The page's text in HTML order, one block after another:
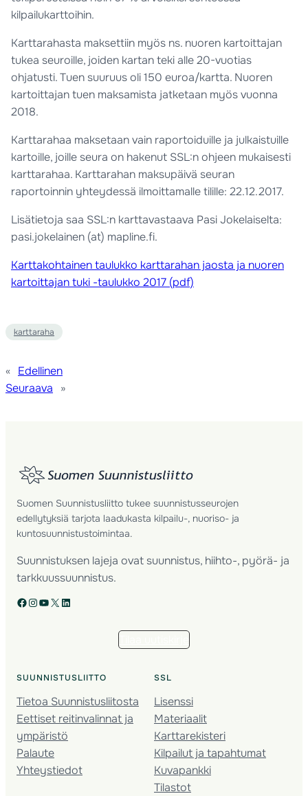
kilpailukarttoihin.
Karttarahasta maksettiin myös ns. nuoren kartoittajan
tukea seuroille, joiden kartan teki alle 20-vuotias
ohjatusti. Tuen suuruus oli 150 euroa/kartta. Nuoren
kartoittajan tuen maksamista jatketaan myös vuonna
2018.
Karttarahaa maksetaan vain raportoiduille ja julkaistuille
kartoille, joille seura on hakenut SSL:n ohjeen mukaisesti
karttarahaa. Karttarahan maksupäivä seuran
raportoinnin yhteydessä ilmoittamalle tilille: 22.12.2017.
Lisätietoja saa SSL:n karttavastaava Pasi Jokelaiselta:
pasi.jokelainen (at) mapline.fi.
Karttakohtainen taulukko karttarahan jaosta ja nuoren
kartoittajan tuki -taulukko 2017 (pdf)
karttaraha
« Edellinen
Seuraava
»
Suomen Suunnistusliitto tukee suunnistusseurojen
edellytyksiä tarjota laadukasta kilpailu-, nuoriso- ja
kuntosuunnistustoimintaa.
Suunnistuksen lajeja ovat suunnistus, hiihto-, pyörä- ja
tarkkuussuunnistus.
Facebook Instagram YouTube X LinkedIn
SUUNNISTUSLIITTO
Tietoa Suunnistusliitosta
Eettiset reitinvalinnat ja
ympäristö
Palaute
Yhteystiedot
SSL
Lisenssi
Materiaalit
Karttarekisteri
Kilpailut ja tapahtumat
Kuvapankki
Tilastot